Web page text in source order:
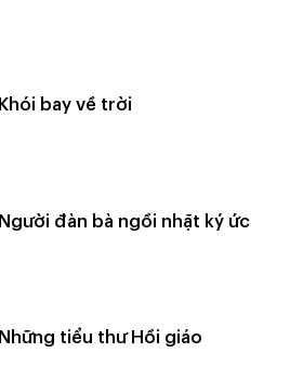
Khói bay về trời
Người đàn bà ngồi nhặt ký ức
Những tiểu thư Hồi giáo